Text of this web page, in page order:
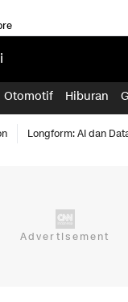
Otomotif Hiburan
Longform: AI dan